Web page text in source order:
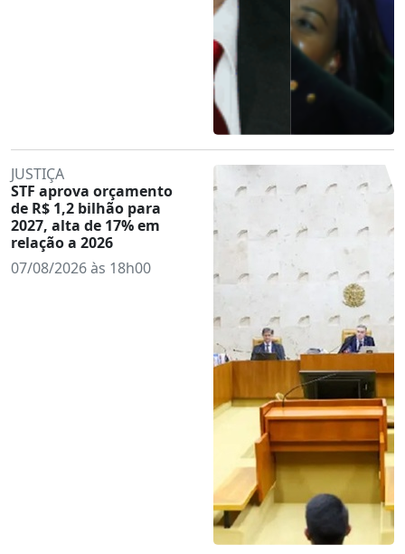
JUSTIÇA
STF aprova orçamento
de R$ 1,2 bilhão para
2027, alta de 17% em
relação a 2026
07/08/2026 às 18h00